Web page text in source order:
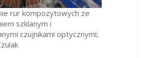
rur kompozytowych ze
szklanym i
czujnikami optycznymi;